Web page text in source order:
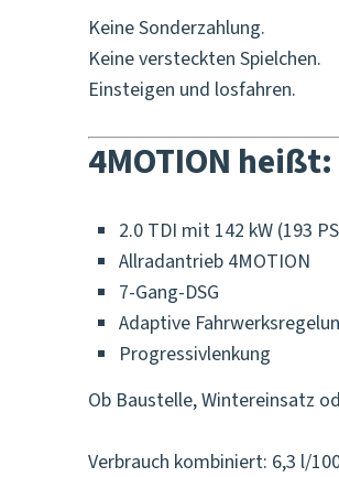
Keine Sonderzahlung.
Keine versteckten Spielchen.
Einsteigen und losfahren.
4MOTION
2.0 TDI mit 142 kW (193
Allradantrieb 4MOTION
7-Gang-DSG
Adaptive
Progressivlenkung
Ob Baustelle, Wintereinsatz
Verbrauch kombiniert: 6,3 l/